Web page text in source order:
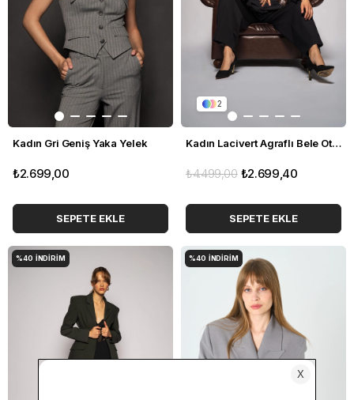
Kadın Gri Geniş Yaka Yelek
₺2.699,00
SEPETE EKLE
2
Kadın Lacivert Agraflı Bele Oturan Blazer
₺2.699,40
₺4.499,00
SEPETE EKLE
%40 İNDIRIM %40 İNDIRIM